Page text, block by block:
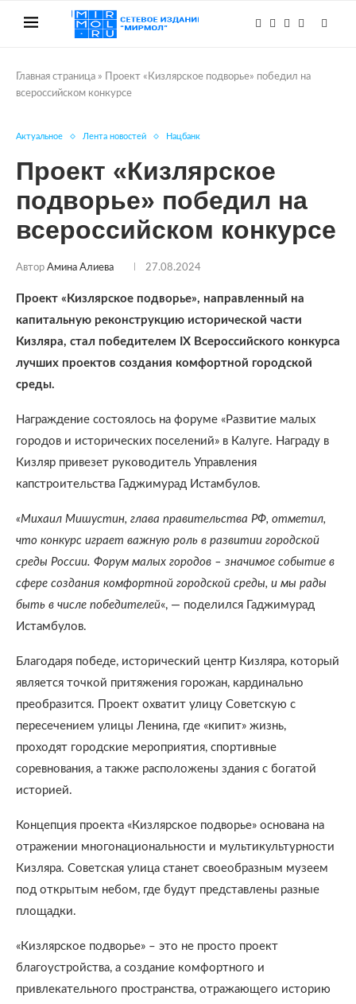
Главная страница »
Проект «Кизлярское подворье» победил на
всероссийском конкурсе
Актуальное Лента новостей Нацбанк
Проект «Кизлярское
подворье» победил на
всероссийском конкурсе
Автор Амина Алиева 27.08.2024
Проект «Кизлярское подворье», направленный на
капитальную реконструкцию исторической части
Кизляра, стал победителем IX Всероссийского конкурса
лучших проектов создания комфортной городской
среды.
Награждение состоялось на форуме «Развитие малых
городов и исторических поселений» в Калуге. Награду в
Кизляр привезет руководитель Управления
капстроительства Гаджимурад Истамбулов.
«Михаил Мишустин, глава правительства РФ, отметил,
что конкурс играет важную роль в развитии городской
среды России. Форум малых городов – значимое событие в
сфере создания комфортной городской среды, и мы рады
быть в числе победителей«, — поделился Гаджимурад
Истамбулов.
Благодаря победе, исторический центр Кизляра, который
является точкой притяжения горожан, кардинально
преобразится. Проект охватит улицу Советскую с
пересечением улицы Ленина, где «кипит» жизнь,
проходят городские мероприятия, спортивные
соревнования, а также расположены здания с богатой
историей.
Концепция проекта «Кизлярское подворье» основана на
отражении многонациональности и мультикультурности
Кизляра. Советская улица станет своеобразным музеем
под открытым небом, где будут представлены разные
площадки.
«Кизлярское подворье» – это не просто проект
благоустройства, а создание комфортного и
привлекательного пространства, отражающего историю